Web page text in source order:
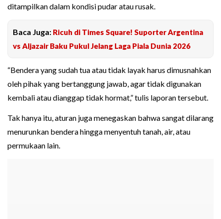
ditampilkan dalam kondisi pudar atau rusak.
Baca Juga: Ricuh di Times Square! Suporter Argentina
vs Aljazair Baku Pukul Jelang Laga Piala Dunia 2026
“Bendera yang sudah tua atau tidak layak harus dimusnahkan
oleh pihak yang bertanggung jawab, agar tidak digunakan
kembali atau dianggap tidak hormat,” tulis laporan tersebut.
Tak hanya itu, aturan juga menegaskan bahwa sangat dilarang
menurunkan bendera hingga menyentuh tanah, air, atau
permukaan lain.